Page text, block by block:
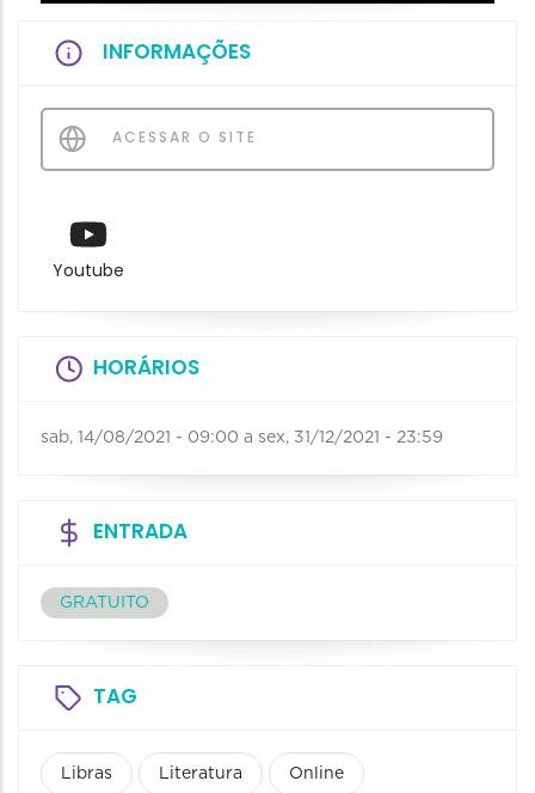
INFORMAÇÕES
ACESSAR O SITE
Youtube
HORÁRIOS
sab, 14/08/2021 - 09:00 a sex, 31/12/2021 - 23:59
ENTRADA
GRATUITO
TAG
Libras Literatura Online